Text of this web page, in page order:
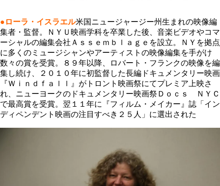
●ローラ・イスラエル米国ニュージャージー州生まれの映像編
集者・監督。ＮＹＵ映画学科を卒業した後、音楽ビデオやコマ
ーシャルの編集会社Ａｓｓｅｍｂｌａｇｅを設立。ＮＹを拠点
に多くのミュージシャンやアーティストの映像編集を手がけ
数々の賞を受賞。８９年以降、ロバート・フランクの映像を編
集し続け、２０１０年に初監督した長編ドキュメンタリー映画
『Ｗｉｎｄｆａｌｌ』がトロント映画祭にてプレミア上映さ
れ、ニューヨークのドキュメンタリー映画祭Ｄｏｃｓ ＮＹＣ
で最高賞を受賞。翌１１年に『フィルム・メイカー』誌「イン
ディペンデント映画の注目すべき２５人」に選出された